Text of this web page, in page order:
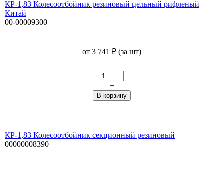
КР-1,83 Колесоотбойник резиновый цельный рифленый
Китай
00-00009300
от 3 741 ₽ (за шт)
–
+
КР-1,83 Колесоотбойник секционный резиновый
00000008390